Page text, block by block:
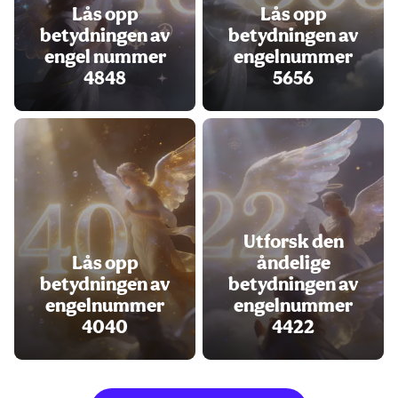
Lås opp
betydningen av
engel nummer
4848
Lås opp
betydningen av
engelnummer
5656
Lås opp
betydningen av
engelnummer
4040
Utforsk den
åndelige
betydningen av
engelnummer
4422